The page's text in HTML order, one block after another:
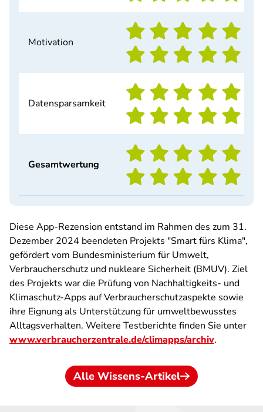
Motivation
Datensparsamkeit
Gesamtwertung
Diese App-Rezension entstand im Rahmen des zum 31.
Dezember 2024 beendeten Projekts "Smart fürs Klima",
gefördert vom Bundesministerium für Umwelt,
Verbraucherschutz und nukleare Sicherheit (BMUV). Ziel
des Projekts war die Prüfung von Nachhaltigkeits- und
Klimaschutz-Apps auf Verbraucherschutzaspekte sowie
ihre Eignung als Unterstützung für umweltbewusstes
Alltagsverhalten. Weitere Testberichte finden Sie unter
www.verbraucherzentrale.de/climapps/archiv.
Alle Wissens-Artikel